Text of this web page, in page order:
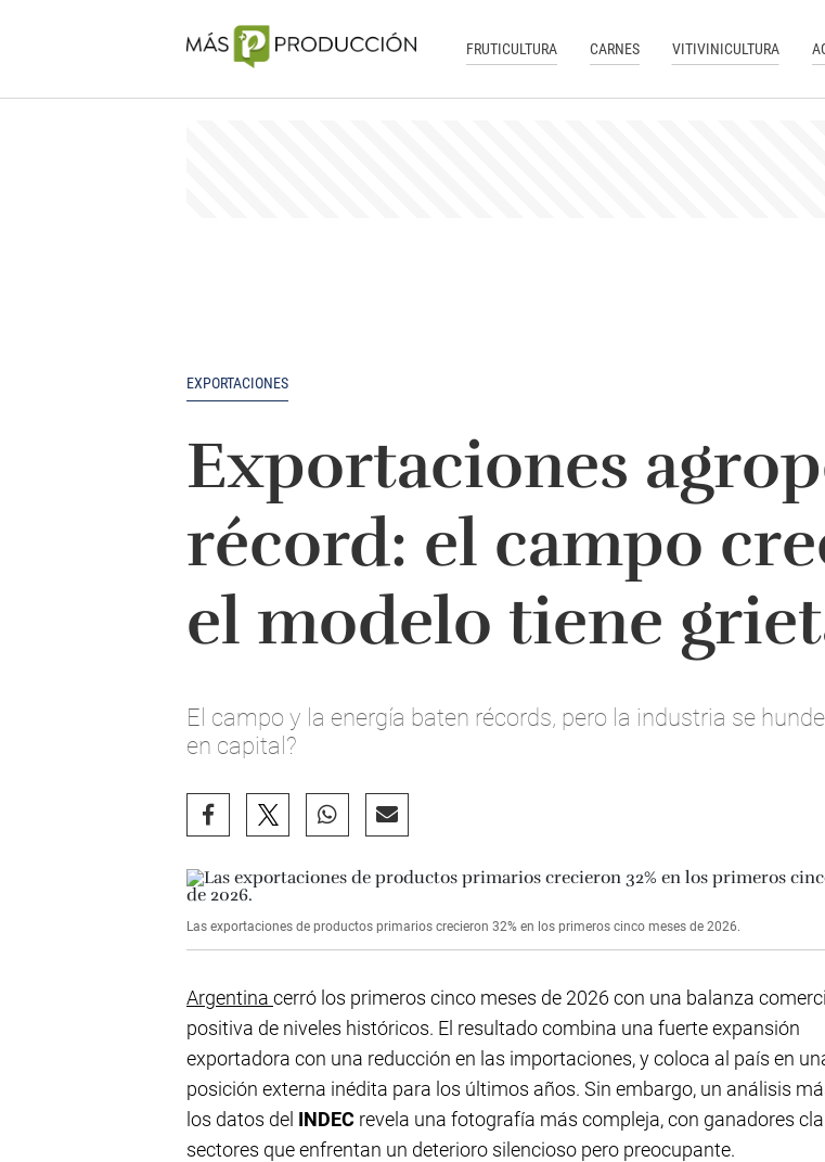
FRUTICULTURA CARNES VITIVINICULTURA
EXPORTACIONES
Exportaciones
récord: el campo
el modelo tiene
El campo y la energía baten récords, pero la industria se
en capital?
Las exportaciones de productos primarios crecieron 32% en los primeros cinco meses de 2026.
Argentina cerró los primeros cinco meses de 2026 con una balanza
positiva de niveles históricos. El resultado combina una fuerte expansión
exportadora con una reducción en las importaciones, y coloca al país en
posición externa inédita para los últimos años. Sin embargo, un análisis
los datos del INDEC revela una fotografía más compleja, con ganadores
sectores que enfrentan un deterioro silencioso pero preocupante.